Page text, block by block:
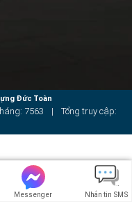
Đức Toàn
7563 |
Tổng truy cập:
Messenger Nhắn tin SMS